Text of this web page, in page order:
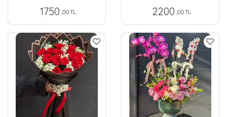
1750 ,00 TL 2200 ,00 TL